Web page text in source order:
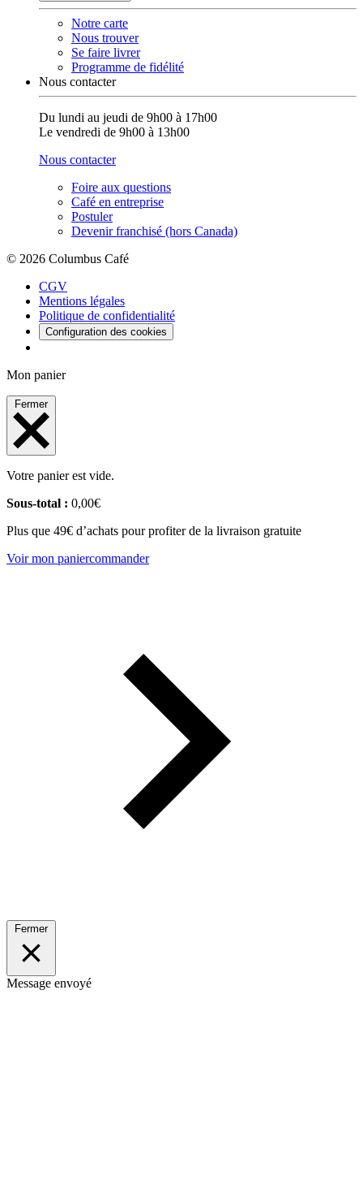
Notre carte
Nous trouver
Se faire livrer
Programme de fidélité
Nous contacter
Du lundi au jeudi de 9h00 à 17h00
Le vendredi de 9h00 à 13h00
Nous contacter
Foire aux questions
Café en entreprise
Postuler
Devenir franchisé (hors Canada)
© 2026 Columbus Café
CGV
Mentions légales
Politique de confidentialité
Configuration des cookies
Mon panier
Fermer
Votre panier est vide.
Sous-total : 0,00€
Plus que 49€ d’achats pour profiter de la livraison gratuite
Voir mon paniercommander
Fermer
Message envoyé